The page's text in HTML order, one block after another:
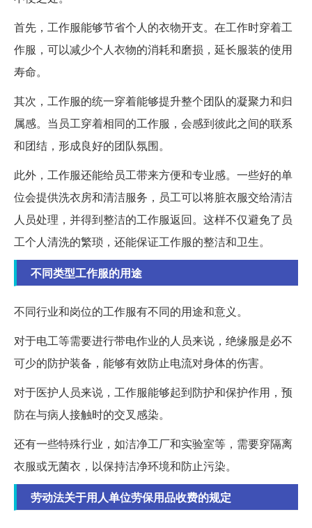
首先，工作服能够节省个人的衣物开支。在工作时穿着工
作服，可以减少个人衣物的消耗和磨损，延长服装的使用
寿命。
其次，工作服的统一穿着能够提升整个团队的凝聚力和归
属感。当员工穿着相同的工作服，会感到彼此之间的联系
和团结，形成良好的团队氛围。
此外，工作服还能给员工带来方便和专业感。一些好的单
位会提供洗衣房和清洁服务，员工可以将脏衣服交给清洁
人员处理，并得到整洁的工作服返回。这样不仅避免了员
工个人清洗的繁琐，还能保证工作服的整洁和卫生。
不同类型工作服的用途
不同行业和岗位的工作服有不同的用途和意义。
对于电工等需要进行带电作业的人员来说，绝缘服是必不
可少的防护装备，能够有效防止电流对身体的伤害。
对于医护人员来说，工作服能够起到防护和保护作用，预
防在与病人接触时的交叉感染。
还有一些特殊行业，如洁净工厂和实验室等，需要穿隔离
衣服或无菌衣，以保持洁净环境和防止污染。
劳动法关于用人单位劳保用品收费的规定